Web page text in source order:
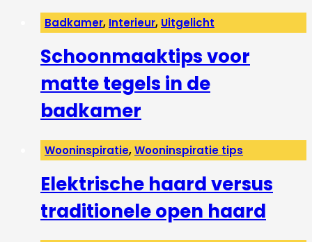
Badkamer, Interieur, Uitgelicht
Schoonmaaktips voor
matte tegels in de
badkamer
Wooninspiratie,Wooninspiratie tips
Elektrische haard versus
traditionele open haard